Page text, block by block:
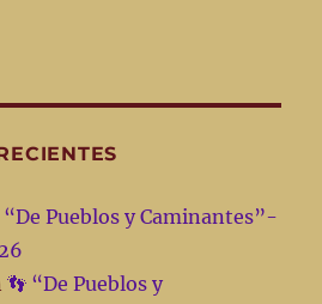
“De Pueblos y Caminantes”-
👣 “De Pueblos y